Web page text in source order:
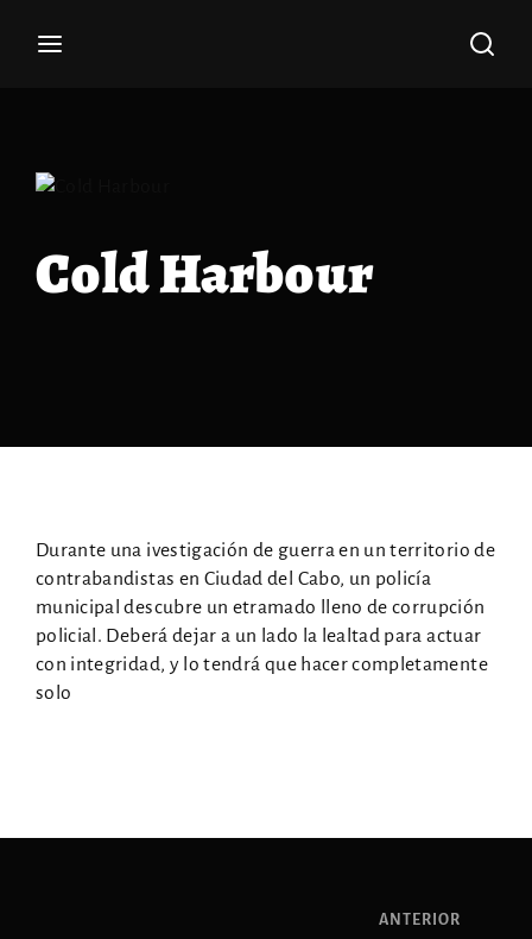
Cold Harbour
Durante una ivestigación de guerra en un territorio de
contrabandistas en Ciudad del Cabo, un policía
municipal descubre un etramado lleno de corrupción
policial. Deberá dejar a un lado la lealtad para actuar
con integridad, y lo tendrá que hacer completamente
solo
ANTERIOR
Pulsa Enter / Return para realizar tu búsqueda.
ENTRAR
¿No recuerdas tu cotraseña?
By signing in, you agree to our terms and conditions
policy